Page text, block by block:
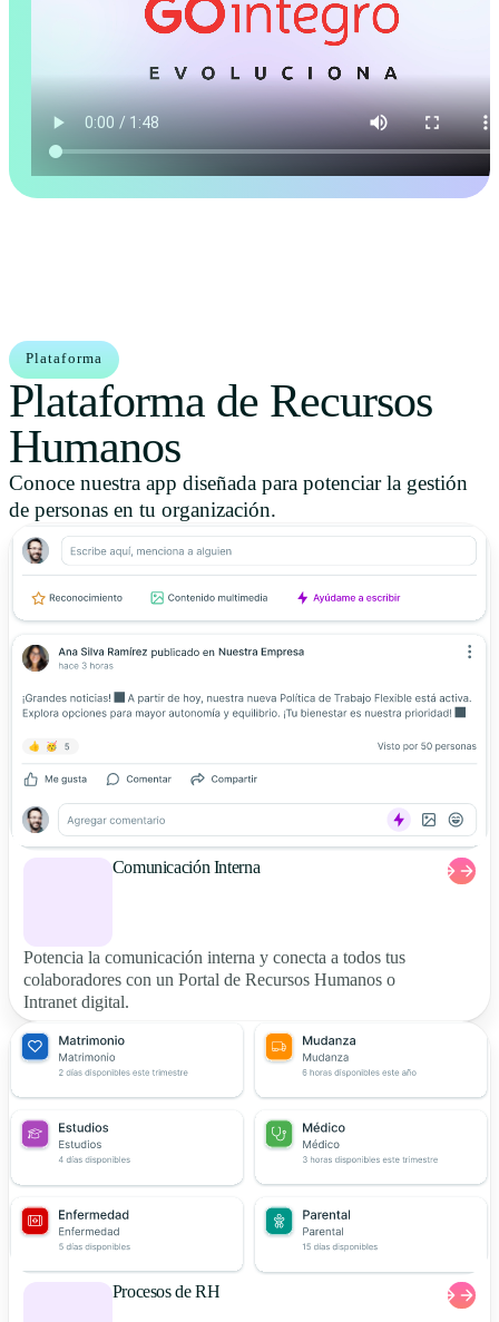
Plataforma
Plataforma de Recursos
Humanos
Conoce nuestra app diseñada para potenciar la gestión
de personas en tu organización.
Comunicación Interna
Potencia la comunicación interna y conecta a todos tus
colaboradores con un Portal de Recursos Humanos o
Intranet digital.
Procesos de RH